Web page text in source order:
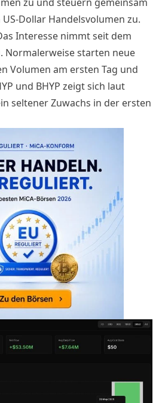
Dollar Handelsvolumen zu.
Interesse nimmt seit dem
Normalerweise starten neue
Volumen am ersten Tag und
und BHYP zeigt sich laut
seltener Zuwachs in der ersten